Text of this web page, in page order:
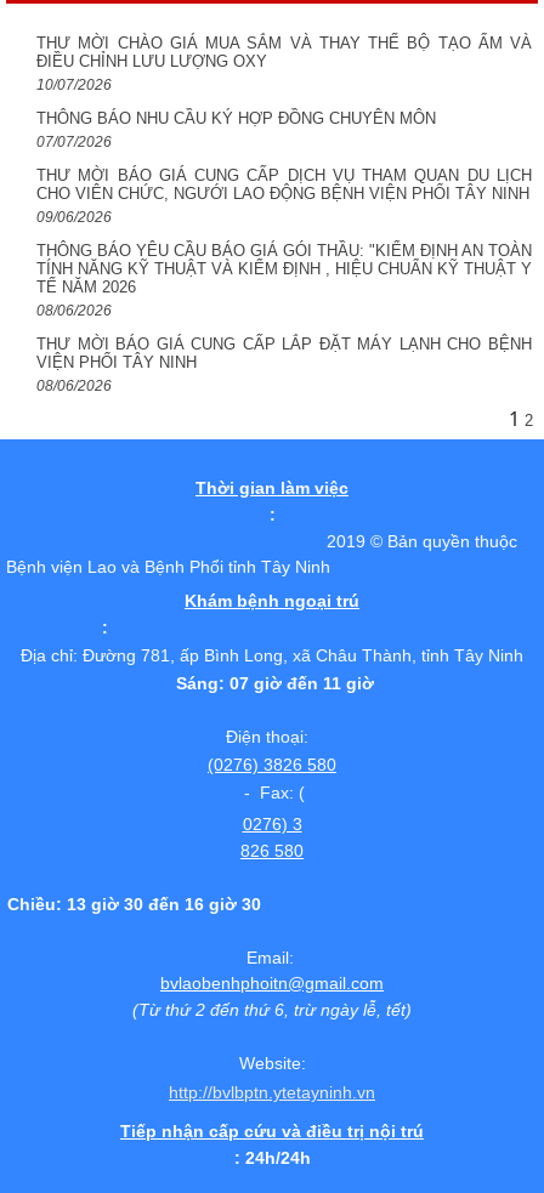
THƯ MỜI CHÀO GIÁ MUA SẮM VÀ THAY THẾ BỘ TẠO ẨM VÀ
ĐIỀU CHỈNH LƯU LƯỢNG OXY
10/07/2026
THÔNG BÁO NHU CẦU KÝ HỢP ĐỒNG CHUYÊN MÔN
07/07/2026
THƯ MỜI BÁO GIÁ CUNG CẤP DỊCH VỤ THAM QUAN DU LỊCH
CHO VIÊN CHỨC, NGƯỚI LAO ĐỘNG BỆNH VIỆN PHỔI TÂY NINH
09/06/2026
THÔNG BÁO YÊU CẦU BÁO GIÁ GÓI THẦU: "KIỂM ĐỊNH AN TOÀN
TÍNH NĂNG KỸ THUẬT VÀ KIỂM ĐỊNH , HIỆU CHUẨN KỸ THUẬT Y
TẾ NĂM 2026
08/06/2026
THƯ MỜI BÁO GIÁ CUNG CẤP LẮP ĐẶT MÁY LẠNH CHO BỆNH
VIỆN PHỔI TÂY NINH
08/06/2026
1 2
Thời gian làm việc
:
2019 © Bản quyền thuộc
Bệnh viện Lao và Bệnh Phổi tỉnh Tây Ninh
Khám bệnh ngoại trú
:
Địa chỉ: Đường 781, ấp Bình Long, xã Châu Thành, tỉnh Tây Ninh
Sáng: 07 giờ đến 11 giờ
Điện thoại:
(0276) 3826 580
- Fax: (
0276) 3
826 580
Chiều: 13 giờ 30 đến 16 giờ 30
Email:
bvlaobenhphoitn@gmail.com
(Từ thứ 2 đến thứ 6, trừ ngày lễ, tết)
Website:
http://bvlbptn.ytetayninh.vn
Tiếp nhận cấp cứu và điều trị nội trú
: 24h/24h